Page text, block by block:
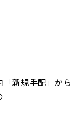
新規手配」から